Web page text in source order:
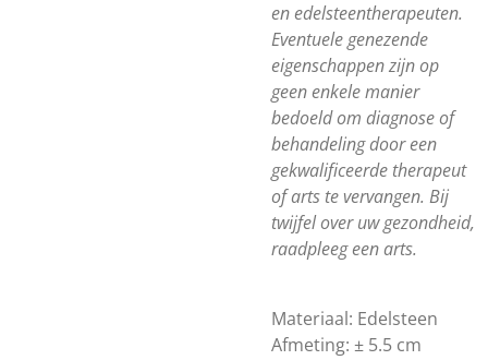
en edelsteentherapeuten.
Eventuele genezende
eigenschappen zijn op
geen enkele manier
bedoeld om diagnose of
behandeling door een
gekwalificeerde therapeut
of arts te vervangen. Bij
twijfel over uw gezondheid,
raadpleeg een arts.
Materiaal: Edelsteen
Afmeting: ± 5.5 cm